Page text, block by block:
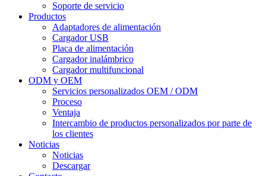
Soporte de servicio
Productos
Adaptadores de alimentación
Cargador USB
Placa de alimentación
Cargador inalámbrico
Cargador multifuncional
ODM y OEM
Servicios personalizados OEM / ODM
Proceso
Ventaja
Intercambio de productos personalizados por parte de
los clientes
Noticias
Noticias
Descargar